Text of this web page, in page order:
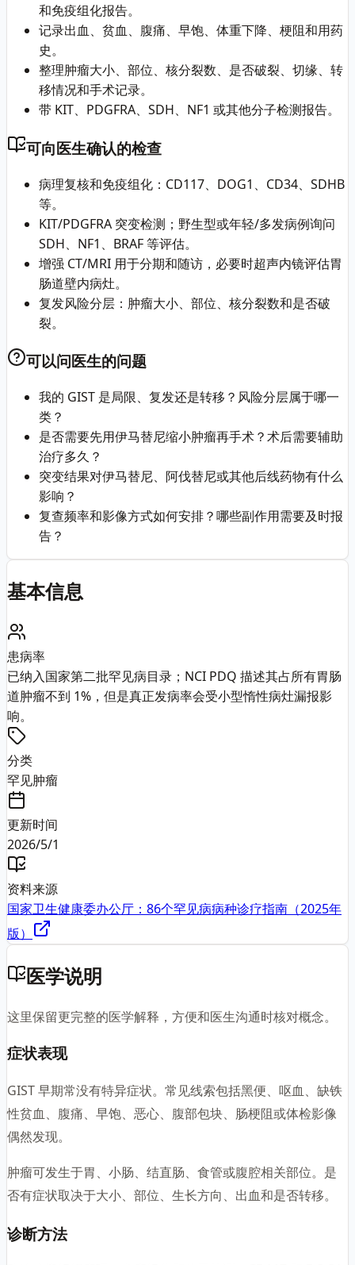
和免疫组化报告。
记录出血、贫血、腹痛、早饱、体重下降、梗阻和用药
史。
整理肿瘤大小、部位、核分裂数、是否破裂、切缘、转
移情况和手术记录。
带 KIT、PDGFRA、SDH、NF1 或其他分子检测报告。
可向医生确认的检查
病理复核和免疫组化：CD117、DOG1、CD34、SDHB
等。
KIT/PDGFRA 突变检测；野生型或年轻/多发病例询问
SDH、NF1、BRAF 等评估。
增强 CT/MRI 用于分期和随访，必要时超声内镜评估胃
肠道壁内病灶。
复发风险分层：肿瘤大小、部位、核分裂数和是否破
裂。
可以问医生的问题
我的 GIST 是局限、复发还是转移？风险分层属于哪一
类？
是否需要先用伊马替尼缩小肿瘤再手术？术后需要辅助
治疗多久？
突变结果对伊马替尼、阿伐替尼或其他后线药物有什么
影响？
复查频率和影像方式如何安排？哪些副作用需要及时报
告？
基本信息
患病率
已纳入国家第二批罕见病目录；NCI PDQ 描述其占所有胃肠
道肿瘤不到 1%，但是真正发病率会受小型惰性病灶漏报影
响。
分类
罕见肿瘤
更新时间
2026/5/1
资料来源
国家卫生健康委办公厅：86个罕见病病种诊疗指南（2025年
版）
医学说明
这里保留更完整的医学解释，方便和医生沟通时核对概念。
症状表现
GIST 早期常没有特异症状。常见线索包括黑便、呕血、缺铁
性贫血、腹痛、早饱、恶心、腹部包块、肠梗阻或体检影像
偶然发现。
肿瘤可发生于胃、小肠、结直肠、食管或腹腔相关部位。是
否有症状取决于大小、部位、生长方向、出血和是否转移。
诊断方法